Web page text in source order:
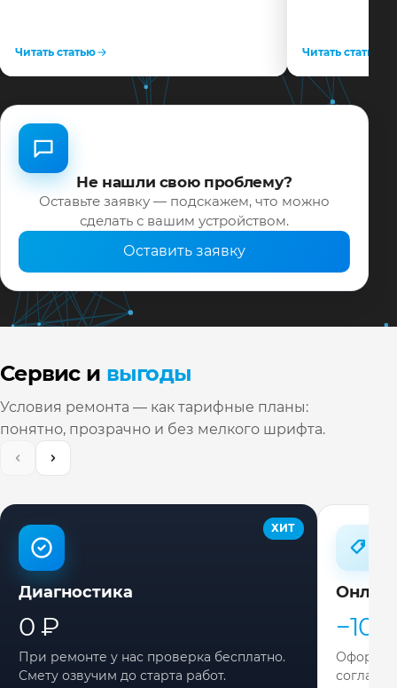
Читать статью Читать статью
Не нашли свою проблему?
Оставьте заявку — подскажем, что можно
сделать с вашим устройством.
Оставить заявку
Сервис и выгоды
Условия ремонта — как тарифные планы:
понятно, прозрачно и без мелкого шрифта.
ХИТ
Диагностика
0 ₽
При ремонте у нас проверка бесплатно.
Смету озвучим до старта работ.
−10%